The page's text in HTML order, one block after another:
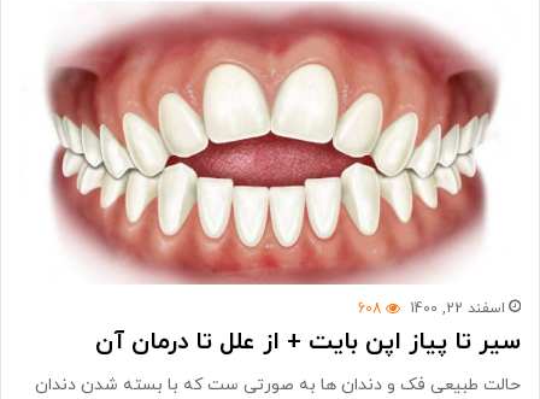
اسفند 22, 1400 608
سیر تا پیاز اپن بایت + از علل تا درمان آن
حالت طبیعی فک و دندان ها به صورتی ست که با بسته شدن دندان